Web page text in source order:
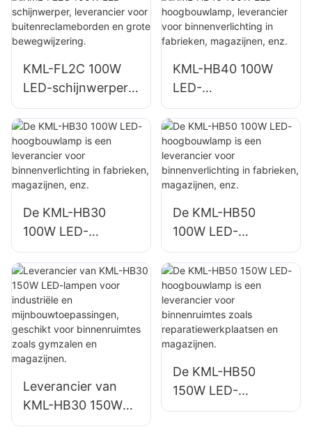
en en grote
bewegwijzering.
KML-FL2C 100W
LED-schijnwerper,
leverancier voor
buitenreclamebord
en en grote
bewegwijzering.
KML-HB40 100W
LED-
hoogbouwlamp,
leverancier voor
binnenverlichting in
fabrieken,
magazijnen, enz.
De KML-HB30
100W LED-
hoogbouwlamp is
een leverancier
voor
binnenverlichting in
fabrieken,
magazijnen, enz.
De KML-HB50
100W LED-
hoogbouwlamp is
een leverancier
voor
binnenverlichting in
fabrieken,
magazijnen, enz.
Leverancier van
KML-HB30 150W
LED-lampen voor
De KML-HB50
150W LED-
hoogbouwlamp is